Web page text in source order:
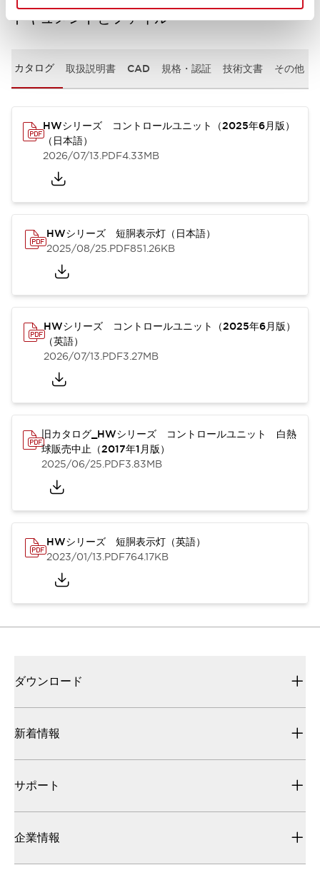
ドキュメントとファイル
カタログ 取扱説明書 CAD 規格・認証 技術文書 その他
HWシリーズ コントロールユニット（2025年6月版）
（日本語）
2026/07/13.PDF4.33MB
HWシリーズ 短胴表示灯（日本語）
2025/08/25.PDF851.26KB
HWシリーズ コントロールユニット（2025年6月版）
（英語）
2026/07/13.PDF3.27MB
旧カタログ_HWシリーズ コントロールユニット 白熱
球販売中止（2017年1月版）
2025/06/25.PDF3.83MB
HWシリーズ 短胴表示灯（英語）
2023/01/13.PDF764.17KB
ダウンロード
新着情報
サポート
企業情報